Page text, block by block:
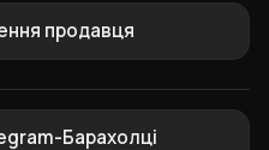
продавця
Барахолці